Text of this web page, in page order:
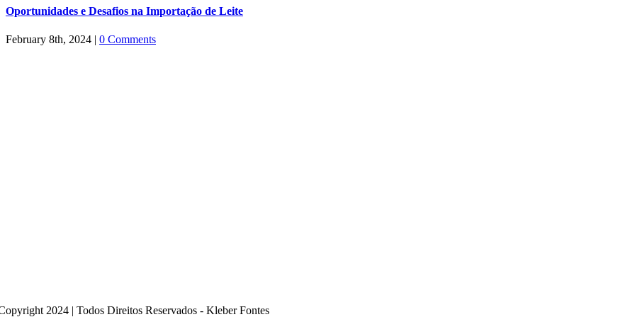
Oportunidades e Desafios na Importação de Leite
February 8th, 2024 | 0 Comments
2024 | Todos Direitos Reservados - Kleber Fontes